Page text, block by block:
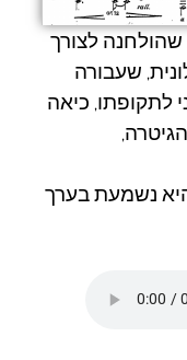
שהולחנה לצורך
שעבורה
לתקופתו, כיאה
נשמעת בערך